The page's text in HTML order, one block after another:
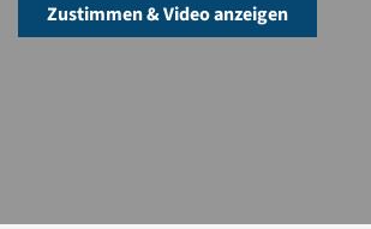
Zustimmen & Video anzeigen